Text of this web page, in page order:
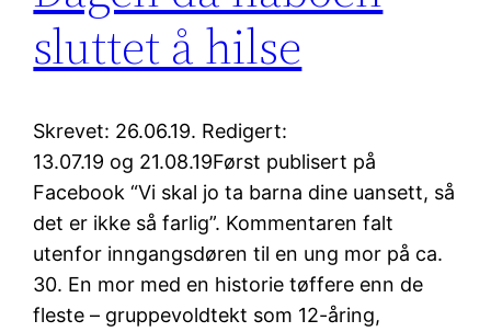
sluttet å hilse
Skrevet: 26.06.19. Redigert:
13.07.19 og 21.08.19Først publisert på
Facebook “Vi skal jo ta barna dine uansett, så
det er ikke så farlig”. Kommentaren falt
utenfor inngangsdøren til en ung mor på ca.
30. En mor med en historie tøffere enn de
fleste – gruppevoldtekt som 12-åring,